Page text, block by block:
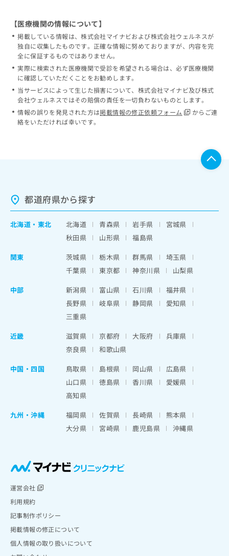
【医療機関の情報について】
掲載している情報は、株式会社マイナビおよび株式会社ウェルネスが
独自に収集したものです。正確な情報に努めておりますが、内容を完
全に保証するものではありません。
実際に検索された医療機関で受診を希望される場合は、必ず医療機関
に確認していただくことをお勧めします。
当サービスによって生じた損害について、株式会社マイナビ及び株式
会社ウェルネスではその賠償の責任を一切負わないものとします。
情報の誤りを発見された方は掲載情報の修正依頼フォーム
からご連
絡をいただければ幸いです。
都道府県から探す
北海道 ・ 東北 北海道 青森県 岩手県
宮城県
秋田県
山形県
福島県
関東
茨城県 栃木県 群馬県
埼玉県
千葉県
東京都 神奈川県
山梨県
中部
新潟県 富山県 石川県
福井県
長野県
岐阜県 静岡県
愛知県
三重県
近畿
滋賀県 京都府 大阪府
兵庫県
奈良県
和歌山県
中国・四国
鳥取県 島根県 岡山県
広島県
山口県
徳島県 香川県
愛媛県
高知県
九州・沖縄
福岡県 佐賀県 長崎県
熊本県
大分県
宮崎県 鹿児島県 沖縄県
運営会社
利用規約
記事制作ポリシー
掲載情報の修正について
個人情報の取り扱いについて